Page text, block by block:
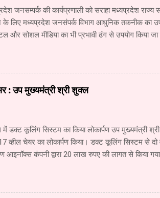
जनसम्पर्क की कार्यप्रणाली को सराहा मध्यप्रदेश
के लिए मध्यप्रदेश जनसंपर्क विभाग आधुनिक तकनीक का
और सोशल मीडिया का भी प्रभावी ढंग से उपयोग किया
विस्तृत जानकारी प्राप्त की। अध्ययन दल में सूचना और
सहायक संचालक (सूचना) श्री नंदकुमार वाघमारे,
सचिन ढवण, सहायक संचालक (सूचना) श्री धोंडिराम
हो रही प्रगति से मीडिया में लगातार नए परिवर्तन हो रहे हैं।
विभाग उसी प्र...
: उप मुख्यमंत्री श्री शुक्ल
में डक्ट कूलिंग सिस्टम का किया लोकार्पण उप मुख्यमंत्री
चेयर का लोकार्पण किया। डक्ट कूलिंग सिस्टम से दो
आइनॉक्स कंपनी द्वारा 20 लाख रुपए की लागत से किया
ही रीवा में दो सौ बेड का कैंसर अस्पताल शुरू हो जाएगा।
में कैंसर के उपचार की आधुनिकतम सुविधा उपलब्ध रहेगी।